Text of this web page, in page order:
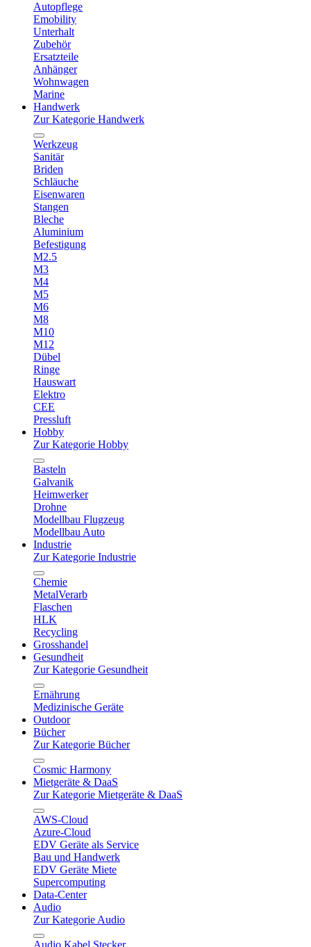
Autopflege
Emobility
Unterhalt
Zubehör
Ersatzteile
Anhänger
Wohnwagen
Marine
Handwerk
Zur Kategorie Handwerk
Werkzeug
Sanitär
Briden
Schläuche
Eisenwaren
Stangen
Bleche
Aluminium
Befestigung
M2.5
M3
M4
M5
M6
M8
M10
M12
Dübel
Ringe
Hauswart
Elektro
CEE
Pressluft
Hobby
Zur Kategorie Hobby
Basteln
Galvanik
Heimwerker
Drohne
Modellbau Flugzeug
Modellbau Auto
Industrie
Zur Kategorie Industrie
Chemie
MetalVerarb
Flaschen
HLK
Recycling
Grosshandel
Gesundheit
Zur Kategorie Gesundheit
Ernährung
Medizinische Geräte
Outdoor
Bücher
Zur Kategorie Bücher
Cosmic Harmony
Mietgeräte & DaaS
Zur Kategorie Mietgeräte & DaaS
AWS-Cloud
Azure-Cloud
EDV Geräte als Service
Bau und Handwerk
EDV Geräte Miete
Supercomputing
Data-Center
Audio
Zur Kategorie Audio
Audio Kabel Stecker